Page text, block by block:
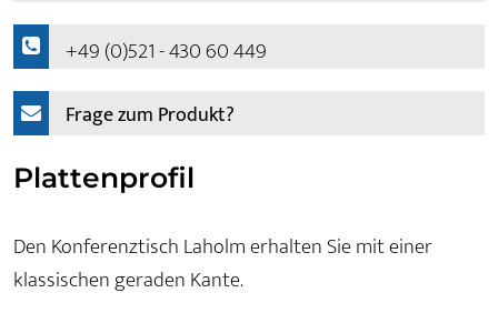
+49 (0)521 - 430 60 449
Frage zum Produkt?
Plattenprofil
Den Konferenztisch Laholm erhalten Sie mit einer
klassischen geraden Kante.